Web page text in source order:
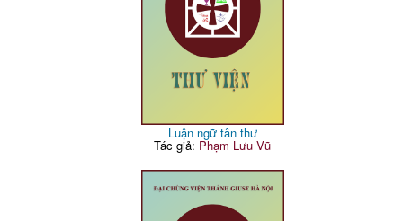
Luận ngữ tân thư
Tác giả: Phạm Lưu Vũ